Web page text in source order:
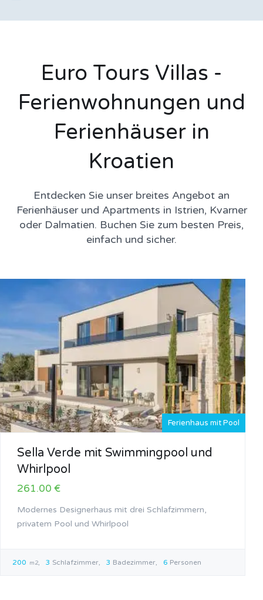
Euro Tours Villas -
Ferienwohnungen und
Ferienhäuser in
Kroatien
Entdecken Sie unser breites Angebot an
Ferienhäuser und Apartments in Istrien, Kvarner
oder Dalmatien. Buchen Sie zum besten Preis,
einfach und sicher.
Ferienhaus mit Pool
Sella Verde mit Swimmingpool und
Whirlpool
261.00 €
Modernes Designerhaus mit drei Schlafzimmern,
privatem Pool und Whirlpool
200 m2 3 Schlafzimmer 3 Badezimmer 6 Personen